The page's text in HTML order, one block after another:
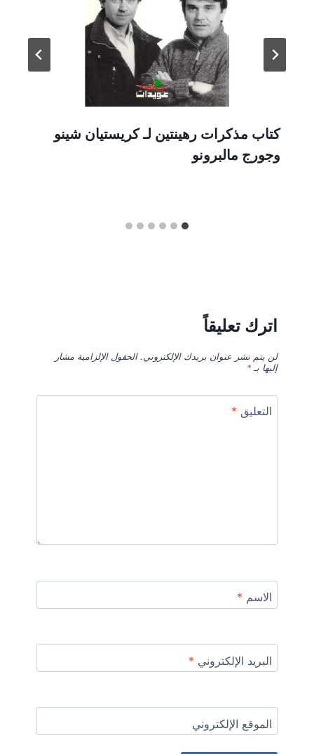
كتاب مذكرات رهينتين لـ كريستيان شينو
وجورج مالبرونو
اترك تعليقاً
لن يتم نشر عنوان بريدك الإلكتروني. الحقول الإلزامية مشار
إليها بـ*
التعليق *
الاسم *
البريد الإلكتروني *
الموقع الإلكتروني